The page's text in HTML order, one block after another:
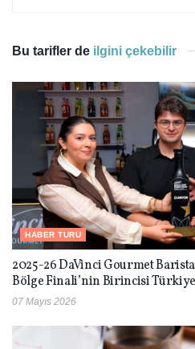
Bu tarifler de ilgini çekebilir
HABER TURU
2025-26 DaVinci Gourmet
Bölge Finali’nin Birincisi
07 Mayıs 2026